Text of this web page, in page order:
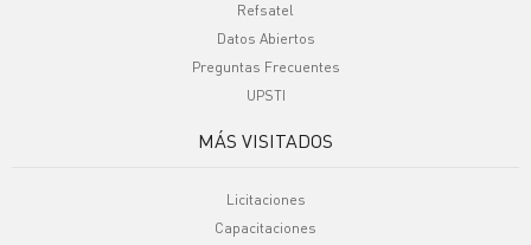
Refsatel
Datos Abiertos
Preguntas Frecuentes
UPSTI
MÁS VISITADOS
Licitaciones
Capacitaciones